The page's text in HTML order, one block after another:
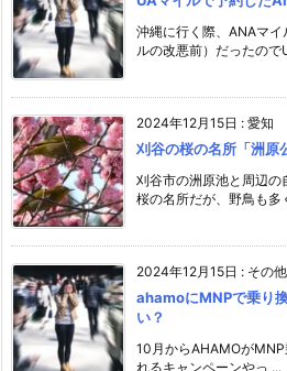
沖縄に行く際、ANAマ
ルの改悪前）だったので
2024年12月15日 : 愛知
刈谷の桜の名所「洲原
刈谷市の洲原池と周辺の
桜の名所だが、野鳥も多
2024年12月15日 : その他
ahamoにMNPで乗り
い？
10月からAHAMOが
れるキャンペーンやっ ...